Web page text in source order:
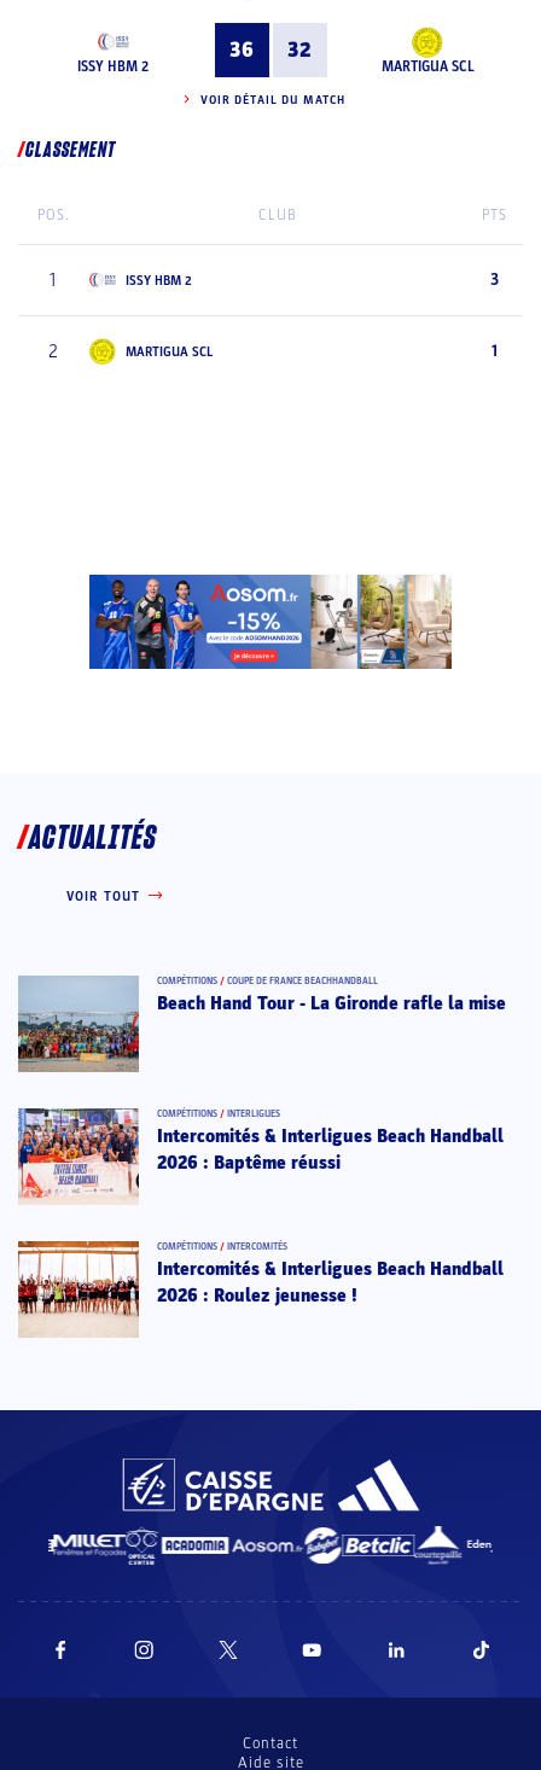
ISSY HBM 2
36 32
MARTIGUA SCL
VOIR DÉTAIL DU MATCH
CLASSEMENT
POS. CLUB PTS
1 ISSY HBM 2 3
2 MARTIGUA SCL 1
ACTUALITÉS
VOIR TOUT
COMPÉTITIONS / COUPE DE FRANCE BEACHHANDBALL
Beach Hand Tour - La Gironde rafle la mise
COMPÉTITIONS / INTERLIGUES
Intercomités & Interligues Beach Handball
2026 : Baptême réussi
COMPÉTITIONS / INTERCOMITÉS
Intercomités & Interligues Beach Handball
2026 : Roulez jeunesse !
Contact
Aide site